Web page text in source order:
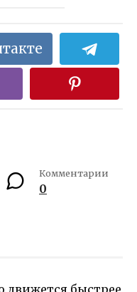
Комментарии
0